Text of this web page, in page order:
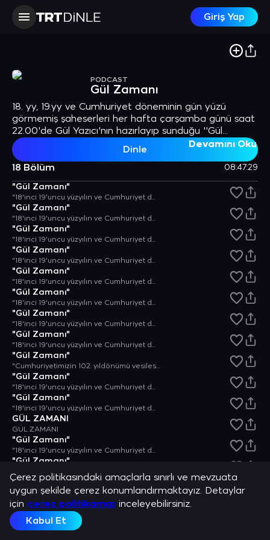
Giriş Yap
PODCAST
Gül Zamanı
18. yy, 19.yy ve Cumhuriyet döneminin gün yüzü
görmemiş şaheserleri her hafta çarşamba günü saat
22.00'de Gül Yazıcı'nın hazırlayıp sunduğu ''Gül
Zamanı'' TRT Nağme'de.
Devamını Oku
Dinle
18 Bölüm
08:47:29
"Gül Zamanı"
"18'inci 19'uncu yüzyılın ve Cumhuriyet döneminin, gün yüzü görmemiş şaheserleri dinleyiciyle buluşuyor."
"Gül Zamanı"
"18'inci 19'uncu yüzyılın ve Cumhuriyet döneminin, gün yüzü görmemiş şaheserleri dinleyiciyle buluşuyor."
"Gül Zamanı"
"18'inci 19'uncu yüzyılın ve Cumhuriyet döneminin, gün yüzü görmemiş şaheserleri dinleyiciyle buluşuyor."
"Gül Zamanı"
"18'inci 19'uncu yüzyılın ve Cumhuriyet döneminin, gün yüzü görmemiş şaheserleri dinleyiciyle buluşuyor."
"Gül Zamanı"
"18'inci 19'uncu yüzyılın ve Cumhuriyet döneminin, gün yüzü görmemiş şaheserleri dinleyiciyle buluşuyor."
"Gül Zamanı"
"18'inci 19'uncu yüzyılın ve Cumhuriyet döneminin, gün yüzü görmemiş şaheserleri dinleyiciyle buluşuyor."
"Gül Zamanı"
"18'inci 19'uncu yüzyılın ve Cumhuriyet döneminin, gün yüzü görmemiş şaheserleri dinleyiciyle buluşuyor."
"Gül Zamanı"
"18'inci 19'uncu yüzyılın ve Cumhuriyet döneminin, gün yüzü görmemiş şaheserleri dinleyiciyle buluşuyor."
"Gül Zamanı"
"Cumhuriyetimizin 102. yıldönümü vesilesiyle hazırlanan Cumhuriyet Bayramı özel bölümü"
"Gül Zamanı"
"18'inci 19'uncu yüzyılın ve Cumhuriyet döneminin, gün yüzü görmemiş şaheserleri dinleyiciyle buluşuyor."
"Gül Zamanı"
"18'inci 19'uncu yüzyılın ve Cumhuriyet döneminin, gün yüzü görmemiş şaheserleri dinleyiciyle buluşuyor."
GÜL ZAMANI
GÜL ZAMANI
"Gül Zamanı"
"18'inci 19'uncu yüzyılın ve Cumhuriyet döneminin, gün yüzü görmemiş şaheserleri dinleyiciyle buluşuyor."
"Gül Zamanı"
"Gül Zamanı"
"18'inci 19'uncu yüzyılın ve Cumhuriyet döneminin, gün yüzü görmemiş şaheserleri dinleyiciyle buluşuyor."
"Gül Zamanı"
"Gül Zamanı"
Çerez politikasındaki amaçlarla sınırlı ve mevzuata
uygun şekilde çerez konumlandırmaktayız. Detaylar
için çerez politikamızı inceleyebilirsiniz.
Kabul Et